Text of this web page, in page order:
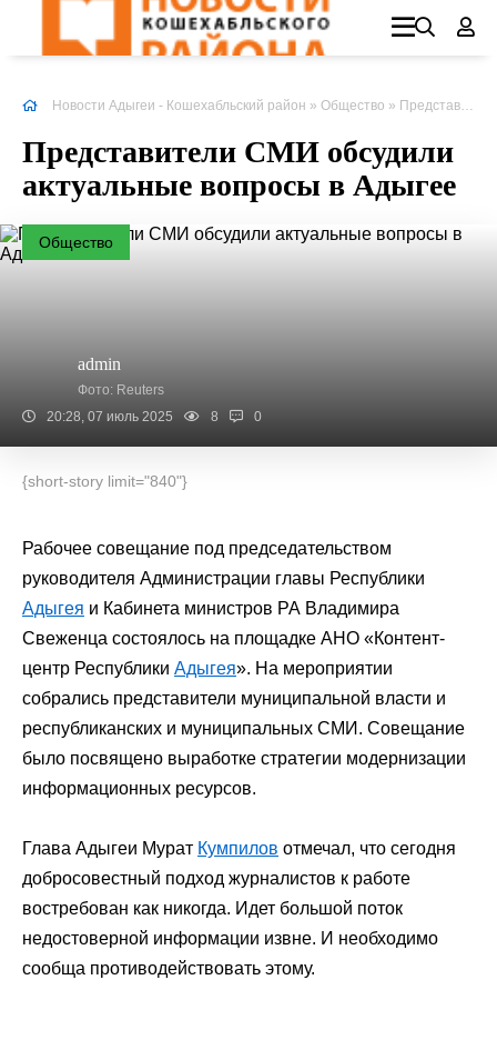
Новости Адыгеи - Кошехабльский район » Общество » Представители СМИ обсудили актуальные вопросы в Адыгее
Представители СМИ обсудили
актуальные вопросы в Адыгее
Общество
admin
Фото: Reuters
20:28, 07 июль 2025
8 0
{short-story limit="840"}
Рабочее совещание под председательством
руководителя Администрации главы Республики
Адыгея и Кабинета министров РА Владимира
Свеженца состоялось на площадке АНО «Контент-
центр Республики Адыгея». На мероприятии
собрались представители муниципальной власти и
республиканских и муниципальных СМИ. Совещание
было посвящено выработке стратегии модернизации
информационных ресурсов.
Глава Адыгеи Мурат Кумпилов отмечал, что сегодня
добросовестный подход журналистов к работе
востребован как никогда. Идет большой поток
недостоверной информации извне. И необходимо
сообща противодействовать этому.